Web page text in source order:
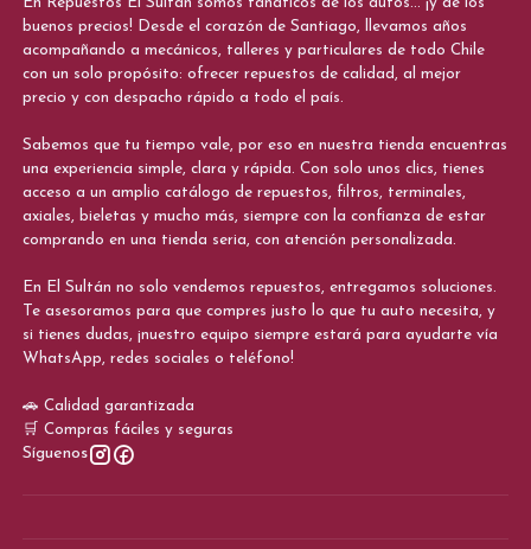
buenos precios! Desde el corazón de Santiago, llevamos años
acompañando a mecánicos, talleres y particulares de todo Chile
con un solo propósito: ofrecer repuestos de calidad, al mejor
precio y con despacho rápido a todo el país.
Sabemos que tu tiempo vale, por eso en nuestra tienda encuentras
una experiencia simple, clara y rápida. Con solo unos clics, tienes
acceso a un amplio catálogo de repuestos, filtros, terminales,
axiales, bieletas y mucho más, siempre con la confianza de estar
comprando en una tienda seria, con atención personalizada.
En El Sultán no solo vendemos repuestos, entregamos soluciones.
Te asesoramos para que compres justo lo que tu auto necesita, y
si tienes dudas, ¡nuestro equipo siempre estará para ayudarte vía
WhatsApp, redes sociales o teléfono!
🚗 Calidad garantizada
🛒 Compras fáciles y seguras
Síguenos